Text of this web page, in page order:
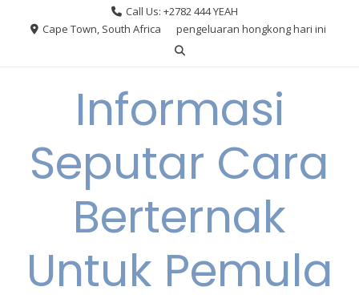
Call Us: +2782 444 YEAH
Cape Town, South Africa
pengeluaran hongkong hari ini
Informasi
Seputar Cara
Berternak
Untuk Pemula